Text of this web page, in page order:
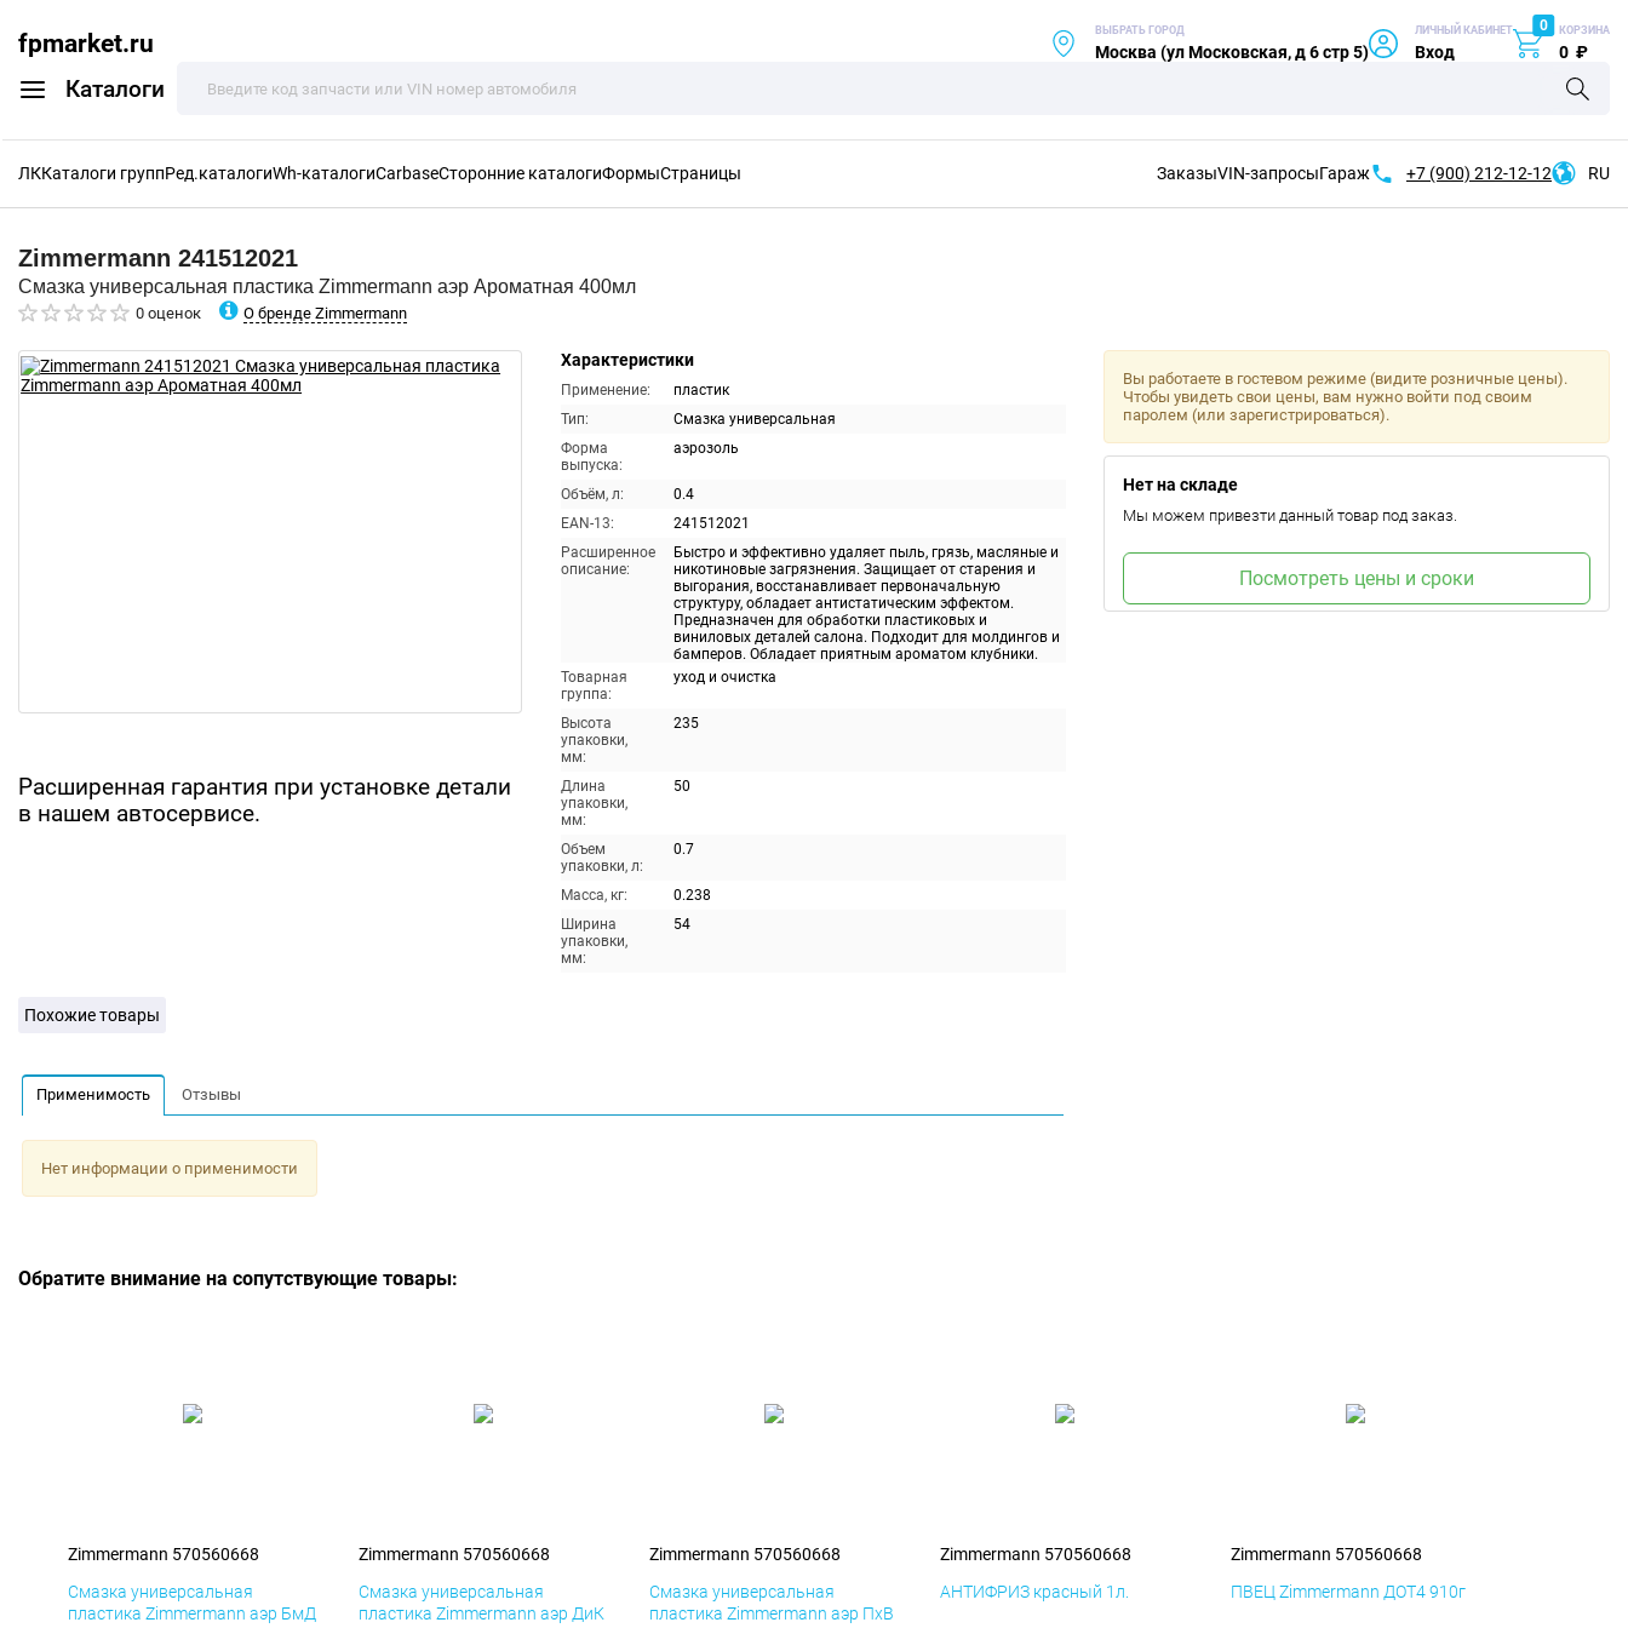
fpmarket.ru
Каталоги
ВЫБРАТЬ ГОРОД
Москва (ул Московская, д 6 стр 5)
ЛИЧНЫЙ КАБИНЕТ
Вход
0 КОРЗИНА
0 ₽
ЛККаталоги группРед.каталогиWh-каталогиCarbaseСторонние каталогиФормыСтраницы ЗаказыVIN-запросыГараж +7 (900) 212-12-12 RU
Zimmermann 241512021
Смазка универсальная пластика Zimmermann аэр Ароматная 400мл
0 оценок О бренде Zimmermann
Расширенная гарантия при установке детали
в нашем автосервисе.
Характеристики
Применение:
пластик
Тип:
Смазка универсальная
Форма
выпуска:
аэрозоль
Объём, л:
0.4
EAN-13:
241512021
Расширенное
описание:
Быстро и эффективно удаляет пыль, грязь, масляные и
никотиновые загрязнения. Защищает от старения и
выгорания, восстанавливает первоначальную
структуру, обладает антистатическим эффектом.
Предназначен для обработки пластиковых и
виниловых деталей салона. Подходит для молдингов и
бамперов. Обладает приятным ароматом клубники.
Товарная
группа:
уход и очистка
Высота
упаковки,
мм:
235
Длина
упаковки,
мм:
50
Объем
упаковки, л:
0.7
Масса, кг:
0.238
Ширина
упаковки,
мм:
54
Вы работаете в гостевом режиме (видите розничные цены).
Чтобы увидеть свои цены, вам нужно войти под своим
паролем (или зарегистрироваться).
Нет на складе
Мы можем привезти данный товар под заказ.
Посмотреть цены и сроки
Похожие товары
Применимость Отзывы
Нет информации о применимости
Обратите внимание на сопутствующие товары:
Zimmermann 570560668
Смазка универсальная
пластика Zimmermann аэр БмД
Zimmermann 570560668
Смазка универсальная
пластика Zimmermann аэр ДиК
Zimmermann 570560668
Смазка универсальная
пластика Zimmermann аэр ПхВ
Zimmermann 570560668
АНТИФРИЗ красный 1л.
Zimmermann 570560668
ПВЕЦ Zimmermann ДОТ4 910г